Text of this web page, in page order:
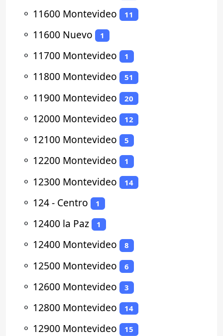
⚬ 11600 Montevideo 11
⚬ 11600 Nuevo 1
⚬ 11700 Montevideo 1
⚬ 11800 Montevideo 51
⚬ 11900 Montevideo 20
⚬ 12000 Montevideo 12
⚬ 12100 Montevideo 5
⚬ 12200 Montevideo 1
⚬ 12300 Montevideo 14
⚬ 124 - Centro 1
⚬ 12400 la Paz 1
⚬ 12400 Montevideo 8
⚬ 12500 Montevideo 6
⚬ 12600 Montevideo 3
⚬ 12800 Montevideo 14
⚬ 12900 Montevideo 15